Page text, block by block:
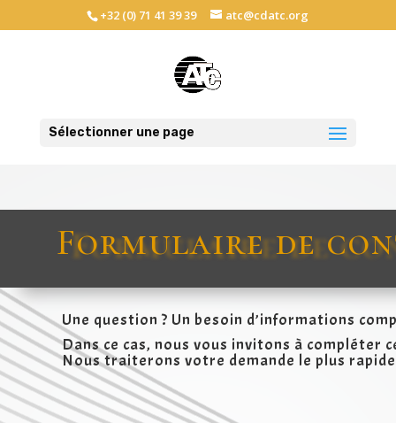
+32 (0) 71 41 39 39 atc@cdatc.org
Sélectionner une page
Formulaire de
Une question ? Un besoin d’informations
Dans ce cas, nous vous invitons à compléter
Nous traiterons votre demande le plus